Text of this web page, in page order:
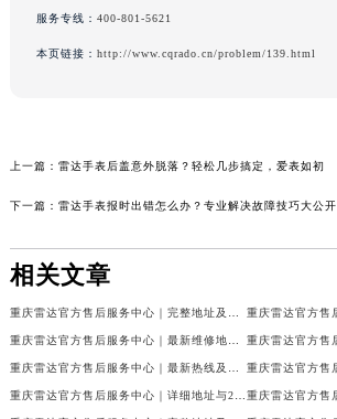
服务专线： 400-801-5621
本页链接： http://www.cqrado.cn/problem/139.html
上一篇： 雷达手表后盖意外脱落？轻松几步搞定，爱表如初
下一篇： 雷达手表报时出错怎么办？专业解决故障技巧大公开
相关文章